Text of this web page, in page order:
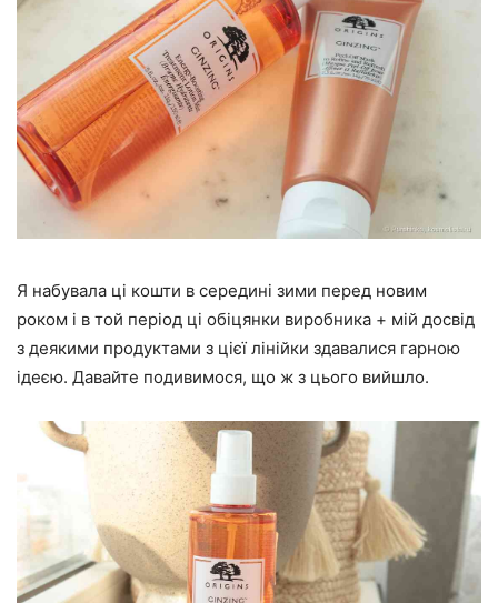
Я набувала ці кошти в середині зими перед новим
роком і в той період ці обіцянки виробника + мій досвід
з деякими продуктами з цієї лінійки здавалися гарною
ідеєю. Давайте подивимося, що ж з цього вийшло.